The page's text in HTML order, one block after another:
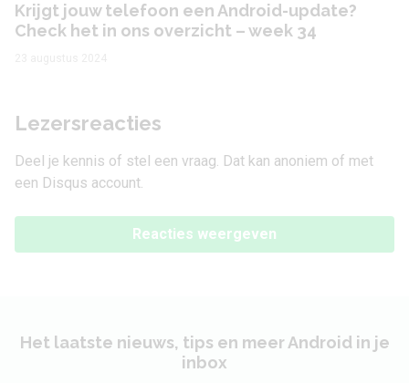
Krijgt jouw telefoon een Android-update?
Check het in ons overzicht – week 34
Lezersreacties
Deel je kennis of stel een vraag. Dat kan anoniem of met
een Disqus account.
Reacties weergeven
Het laatste nieuws, tips en meer Android in je
inbox